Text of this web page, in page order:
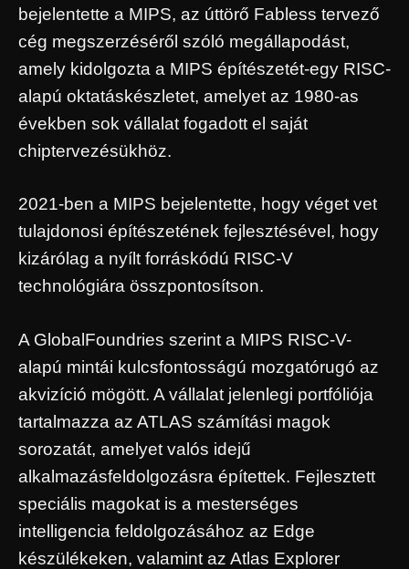
bejelentette a MIPS, az úttörő Fabless tervező
cég megszerzéséről szóló megállapodást,
amely kidolgozta a MIPS építészetét-egy RISC-
alapú oktatáskészletet, amelyet az 1980-as
években sok vállalat fogadott el saját
chiptervezésükhöz.
2021-ben a MIPS bejelentette, hogy véget vet
tulajdonosi építészetének fejlesztésével, hogy
kizárólag a nyílt forráskódú RISC-V
technológiára összpontosítson.
A GlobalFoundries szerint a MIPS RISC-V-
alapú mintái kulcsfontosságú mozgatórugó az
akvizíció mögött. A vállalat jelenlegi portfóliója
tartalmazza az ATLAS számítási magok
sorozatát, amelyet valós idejű
alkalmazásfeldolgozásra építettek. Fejlesztett
speciális magokat is a mesterséges
intelligencia feldolgozásához az Edge
készülékeken, valamint az Atlas Explorer